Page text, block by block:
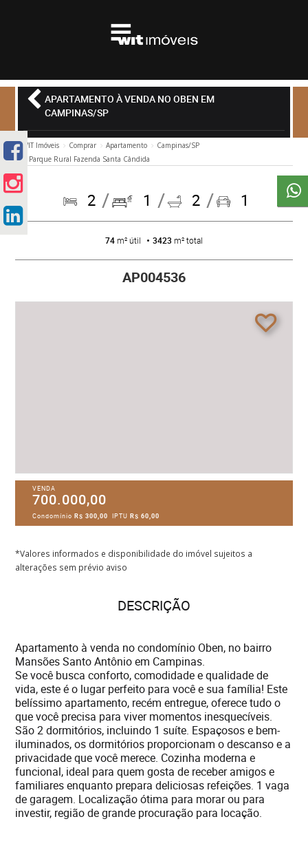
APARTAMENTO À VENDA NO OBEN EM
CAMPINAS/SP
WIT Imóveis Comprar Apartamento
Campinas/SP
Parque Rural Fazenda Santa Cândida
2 1 2 1
74m² útil 3423 m² total
AP004536
VENDA
700.000,00
CondomínioR$ 300,00 IPTUR$ 60,00
*Valores informados e disponibilidade do imóvel sujeitos a
alterações sem prévio aviso
DESCRIÇÃO
Apartamento à venda no condomínio Oben, no bairro
Mansões Santo Antônio em Campinas.
Se você busca conforto, comodidade e qualidade de
vida, este é o lugar perfeito para você e sua família! Este
belíssimo apartamento, recém entregue, oferece tudo o
que você precisa para viver momentos inesquecíveis.
São 2 dormitórios, incluindo 1 suíte. Espaçosos e bem-
iluminados, os dormitórios proporcionam o descanso e a
privacidade que você merece. Cozinha moderna e
funcional, ideal para quem gosta de receber amigos e
familiares enquanto prepara deliciosas refeições. 1 vaga
de garagem. Localização ótima para morar ou para
investir, região de grande procuração para locação.